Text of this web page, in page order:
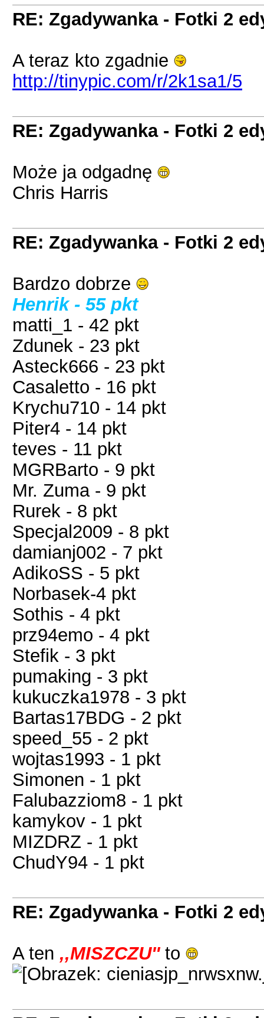
RE: Zgadywanka - Fotki 2
A teraz kto zgadnie
http://tinypic.com/r/2k1sa1/5
RE: Zgadywanka - Fotki 2
Może ja odgadnę
Chris Harris
RE: Zgadywanka - Fotki 2
Bardzo dobrze
Henrik - 55 pkt
matti_1 - 42 pkt
Zdunek - 23 pkt
Asteck666 - 23 pkt
Casaletto - 16 pkt
Krychu710 - 14 pkt
Piter4 - 14 pkt
teves - 11 pkt
MGRBarto - 9 pkt
Mr. Zuma - 9 pkt
Rurek - 8 pkt
Specjal2009 - 8 pkt
damianj002 - 7 pkt
AdikoSS - 5 pkt
Norbasek-4 pkt
Sothis - 4 pkt
prz94emo - 4 pkt
Stefik - 3 pkt
pumaking - 3 pkt
kukuczka1978 - 3 pkt
Bartas17BDG - 2 pkt
speed_55 - 2 pkt
wojtas1993 - 1 pkt
Simonen - 1 pkt
Falubazziom8 - 1 pkt
kamykov - 1 pkt
MIZDRZ - 1 pkt
ChudY94 - 1 pkt
RE: Zgadywanka - Fotki 2
A ten ,,MISZCZU''to